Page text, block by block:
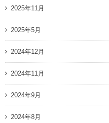
2025年11月
2025年5月
2024年12月
2024年11月
2024年9月
2024年8月